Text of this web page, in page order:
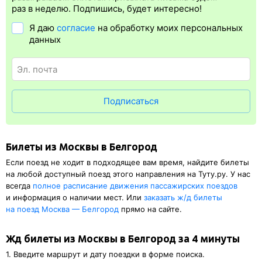
упрощает жизнь пассажиру. Её плюс в том, что не требуется
Электронная регистрация доступна почти для всех заказов,
исключение составляют поезда
в электронном ж/д билете. А в случае отсутствия электронной
регистрации еще и распечатка посадочного купона.
раз в неделю. Подпишись, будет интересно!
Я даю согласие на обработку моих персональных
данных
Подписаться
Билеты из Москвы в Белгород
Если поезд не ходит в подходящее вам время, найдите билеты
на любой доступный поезд этого направления на Туту.ру. У нас
всегда полное расписание движения пассажирских поездов
и информация о наличии мест. Или заказать ж/д билеты
на поезд Москва — Белгород прямо на сайте.
Жд билеты из Москвы в Белгород за 4 минуты
1. Введите маршрут и дату поездки в форме поиска.